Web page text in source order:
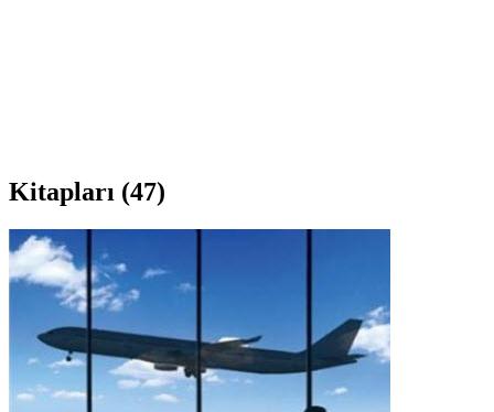
Kitapları (47)